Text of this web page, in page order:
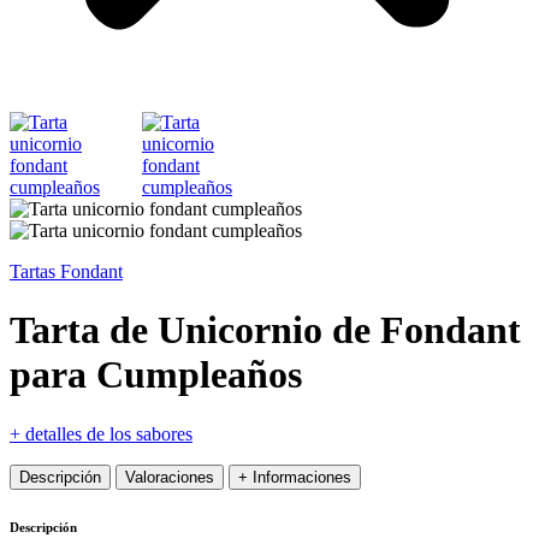
Tartas Fondant
Tarta de Unicornio de Fondant
para Cumpleaños
+ detalles de los sabores
Descripción Valoraciones + Informaciones
Descripción